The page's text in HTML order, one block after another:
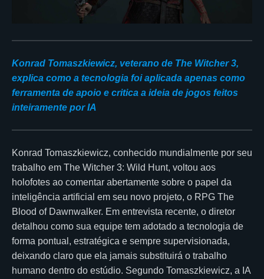
Konrad Tomaszkiewicz, veterano de The Witcher 3,
explica como a tecnologia foi aplicada apenas como
ferramenta de apoio e critica a ideia de jogos feitos
inteiramente por IA
Konrad Tomaszkiewicz, conhecido mundialmente por seu
trabalho em The Witcher 3: Wild Hunt, voltou aos
holofotes ao comentar abertamente sobre o papel da
inteligência artificial em seu novo projeto, o RPG The
Blood of Dawnwalker. Em entrevista recente, o diretor
detalhou como sua equipe tem adotado a tecnologia de
forma pontual, estratégica e sempre supervisionada,
deixando claro que ela jamais substituirá o trabalho
humano dentro do estúdio. Segundo Tomaszkiewicz, a IA